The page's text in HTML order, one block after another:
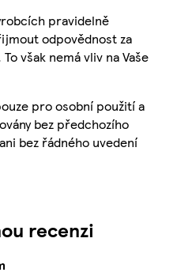
pravidelně
odpovědnost za
však nemá vliv na Vaše
pro osobní použití a
bez předchozího
bez řádného uvedení
recenzi